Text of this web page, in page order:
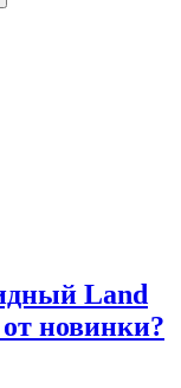
Land
новинки?